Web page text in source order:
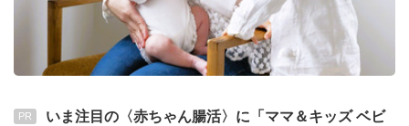
PR
いま注目の〈赤ちゃん腸活〉に「ママ＆キッズ ベビ